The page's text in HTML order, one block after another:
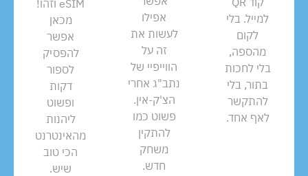
למייל. בלי
לקום
מהספה,
בלי לחכות
בתור, בלי
להתקשר
לאף אחד.
אפילו
לעשות את
זה על
הווייפיי של
נתב"ג אחרי
הצ'ק-אין.
פשוט כמו
להתקין
משחק
חדש.
eSIM וזהו!
מכאן
אפשר
להפסיק
לספור
דקות
ופשוט
ליהנות
מהאינטרנט
הכי טוב
שיש.